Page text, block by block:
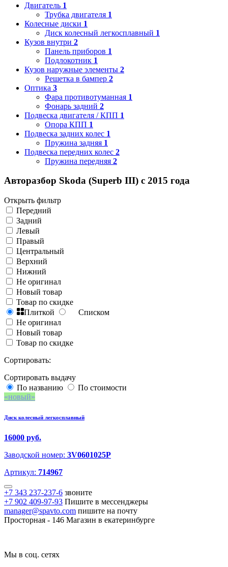
Двигатель 1
Трубка двигателя 1
Колесные диски 1
Диск колесный легкосплавный 1
Кузов внутри 2
Панель приборов 1
Подлокотник 1
Кузов наружные элементы 2
Решетка в бампер 2
Оптика 3
Фара противотуманная 1
Фонарь задний 2
Подвеска двигателя / КПП 1
Опора КПП 1
Подвеска задних колес 1
Пружина задняя 1
Подвеска передних колес 2
Пружина передняя 2
Авторазбор Skoda (Superb III) с 2015 года
Открыть фильтр
Передний
Задний
Левый
Правый
Центральный
Верхний
Нижний
Не оригинал
Новый товар
Товар по скидке
Плиткой
Списком
Не оригинал
Новый товар
Товар по скидке
Сортировать:
Сортировать выдачу
По названию
По стоимости
новый
Диск колесный легкосплавный
16000 руб.
Заводской номер: 3V0601025P
Артикул: 714967
+7 343 237-237-6 звоните
+7 902 409-97-93 Пишите в мессенджеры
manager@spavto.com пишите на почту
Просторная - 146 Магазин в екатеринбурге
Мы в соц. сетях